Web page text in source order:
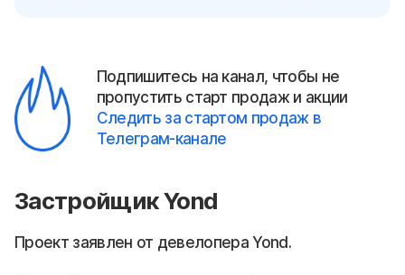
Подпишитесь на канал, чтобы не
пропустить старт продаж и акции
Следить за стартом продаж в
Телеграм-канале
Застройщик Yond
Проект заявлен от девелопера Yond.